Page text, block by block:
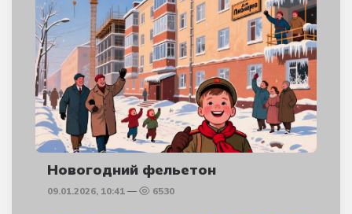
Новогодний фельетон
09.01.2026, 10:41 6530